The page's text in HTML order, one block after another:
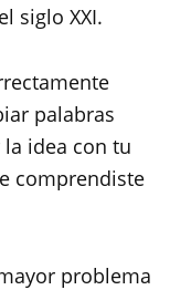
siglo XXI.
palabras
idea con tu
comprendiste
problema